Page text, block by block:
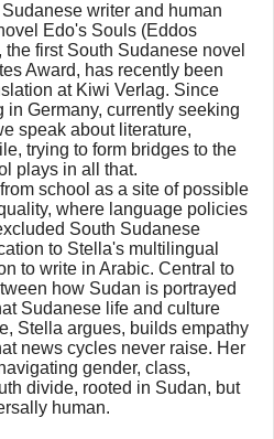
writer and human
Edo's Souls (Eddos
first South Sudanese novel
Award, has recently been
at Kiwi Verlag. Since
Germany, currently seeking
speak about literature,
trying to form bridges to the
plays in all that.
school as a site of possible
where language policies
South Sudanese
to Stella's multilingual
to write in Arabic. Central to
how Sudan is portrayed
Sudanese life and culture
Stella argues, builds empathy
news cycles never raise. Her
gender, class,
divide, rooted in Sudan, but
human.